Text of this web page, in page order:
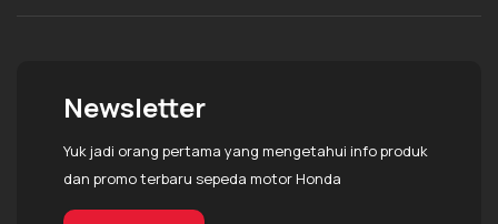
Newsletter
Yuk jadi orang pertama yang mengetahui info produk
dan promo terbaru sepeda motor Honda